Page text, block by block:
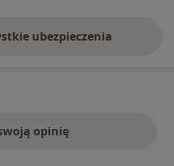
ubezpieczenia
opinię